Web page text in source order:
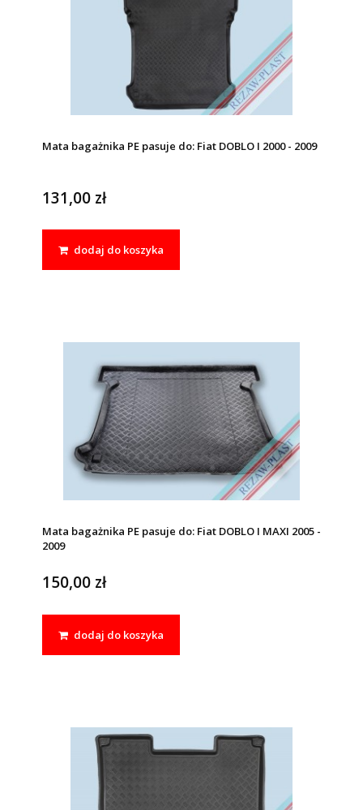
Mata bagażnika PE pasuje do: Fiat DOBLO I 2000 - 2009
131,00 zł
dodaj do koszyka
Mata bagażnika PE pasuje do: Fiat DOBLO I MAXI 2005 -
2009
150,00 zł
dodaj do koszyka